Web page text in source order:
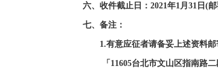
六、收件截止日：2021年1月31日(
七、备注：
1.有意应征者请备妥上述资料邮
「11605台北市文山区指南路二